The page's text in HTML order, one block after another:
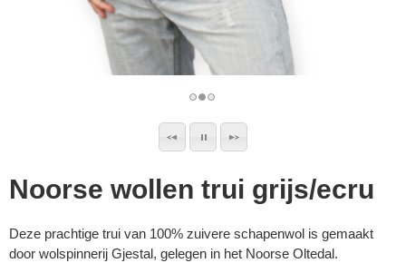
Noorse wollen trui grijs/ecru
Deze prachtige trui van 100% zuivere schapenwol is gemaakt
door wolspinnerij Gjestal, gelegen in het Noorse Oltedal.